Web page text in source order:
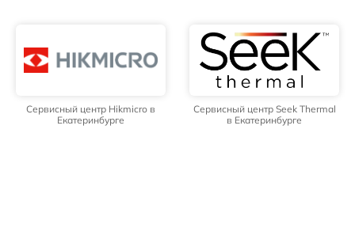
Сервисный центр Hikmicro в
Екатеринбурге
Сервисный центр Seek Thermal
в Екатеринбурге